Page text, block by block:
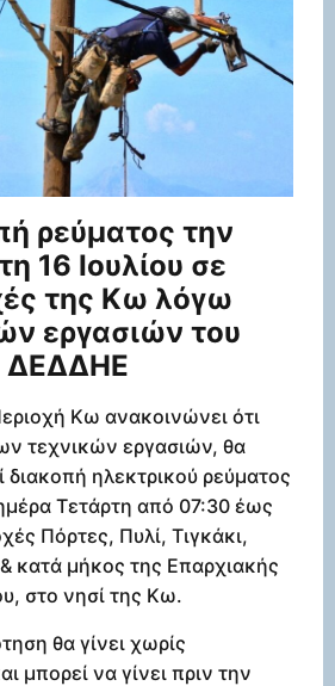
ρεύματος την
16 Ιουλίου σε
της Κω λόγω
εργασιών του
ΔΕΔΔΗΕ
Κω ανακοινώνει ότι
τεχνικών εργασιών, θα
διακοπή ηλεκτρικού ρεύματος
Τετάρτη από 07:30 έως
Πόρτες, Πυλί, Τιγκάκι,
κατά μήκος της Επαρχιακής
στο νησί της Κω.
θα γίνει χωρίς
μπορεί να γίνει πριν την